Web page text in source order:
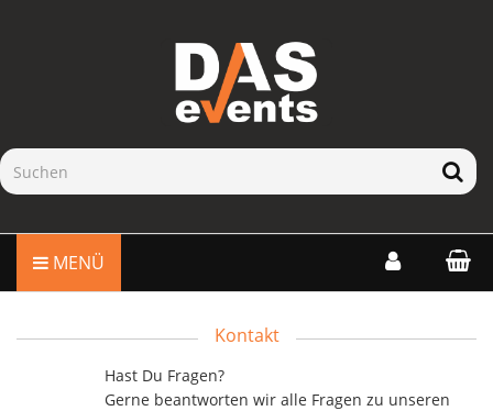
MENÜ
Kontakt
Hast Du Fragen?
Gerne beantworten wir alle Fragen zu unseren